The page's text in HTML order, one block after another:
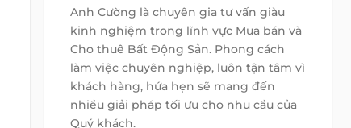
Anh Cường là chuyên gia tư vấn giàu
kinh nghiệm trong lĩnh vực Mua bán và
Cho thuê Bất Động Sản. Phong cách
làm việc chuyên nghiệp, luôn tận tâm vì
khách hàng, hứa hẹn sẽ mang đến
nhiều giải pháp tối ưu cho nhu cầu của
Quý khách.